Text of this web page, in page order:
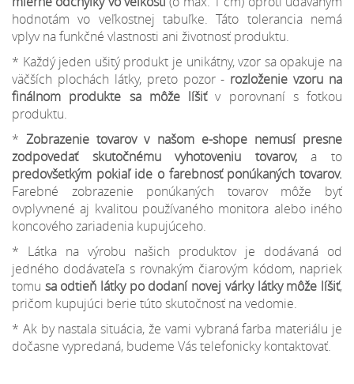
hodnotám vo veľkostnej tabuľke. Táto tolerancia nemá
vplyv na funkčné vlastnosti ani životnosť produktu.
* Každý jeden ušitý produkt je unikátny, vzor sa opakuje na
väčších plochách látky, preto pozor - rozloženie vzoru na
finálnom produkte sa môže líšiťv porovnaní s fotkou
produktu.
*Zobrazenie tovarov v našom e-shope nemusí presne
zodpovedať skutočnému vyhotoveniu tovarov,a to
predovšetkým pokiaľ ide o farebnosť ponúkaných tovarov.
Farebné zobrazenie ponúkaných tovarov môže byť
ovplyvnené aj kvalitou používaného monitora alebo iného
koncového zariadenia kupujúceho.
* Látka na výrobu našich produktov je dodávaná od
jedného dodávateľa s rovnakým čiarovým kódom, napriek
tomu sa odtieň látky po dodaní novej várky látky môže líšiť,
pričom kupujúci berie túto skutočnosť na vedomie.
* Ak by nastala situácia, že vami vybraná farba materiálu je
dočasne vypredaná, budeme Vás telefonicky kontaktovať.